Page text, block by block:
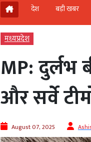
देश बड़ी खबर
मध्‍यप्रदेश
MP: दुर्लभ
और सर्वे
August 07, 2025